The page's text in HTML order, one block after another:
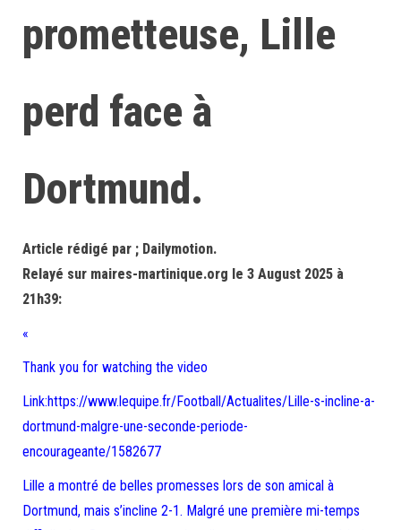
prometteuse, Lille
perd face à
Dortmund.
Article rédigé par ; Dailymotion.
Relayé sur maires-martinique.org le 3 August 2025 à
21h39:
«
Thank you for watching the video
Link:https://www.lequipe.fr/Football/Actualites/Lille-s-incline-a-
dortmund-malgre-une-seconde-periode-
encourageante/1582677
Lille a montré de belles promesses lors de son amical à
Dortmund, mais s’incline 2-1. Malgré une première mi-temps